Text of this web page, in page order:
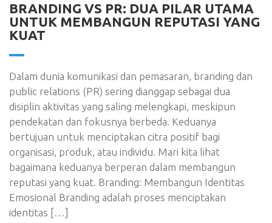
BRANDING VS PR: DUA PILAR UTAMA
UNTUK MEMBANGUN REPUTASI YANG
KUAT
Dalam dunia komunikasi dan pemasaran, branding dan
public relations (PR) sering dianggap sebagai dua
disiplin aktivitas yang saling melengkapi, meskipun
pendekatan dan fokusnya berbeda. Keduanya
bertujuan untuk menciptakan citra positif bagi
organisasi, produk, atau individu. Mari kita lihat
bagaimana keduanya berperan dalam membangun
reputasi yang kuat. Branding: Membangun Identitas
Emosional Branding adalah proses menciptakan
identitas […]